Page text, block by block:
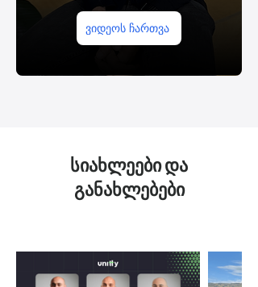
ვიდეოს ჩართვა
სიახლეები და
განახლებები